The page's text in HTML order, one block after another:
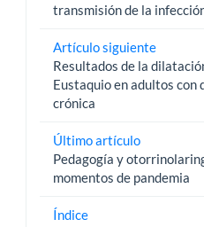
transmisión de la
Artículo siguiente
Resultados de la
Eustaquio en adultos con
crónica
Último artículo
Pedagogía y
momentos de pandemia
Índice